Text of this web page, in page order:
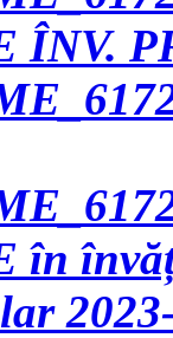
ÎNV.
în